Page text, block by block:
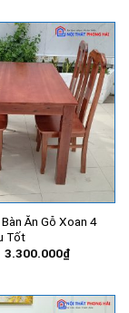
Ăn Gỗ Xoan 4
Tốt
Giá
3.300.000₫Giá
hiện